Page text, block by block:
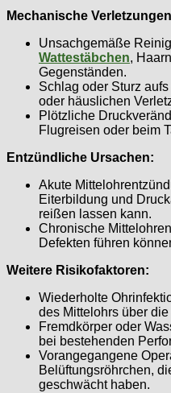
Mechanische
Unsachgemäße
Wattestäbchen,
Gegenständen.
Schlag oder Sturz
oder häuslichen
Plötzliche
Flugreisen oder beim
Entzündliche Ursachen:
Akute
Eiterbildung und
reißen lassen kann.
Chronische
Defekten führen
Weitere Risikofaktoren:
Wiederholte
des Mittelohrs über die
Fremdkörper oder
bei bestehenden
Vorangegangene
Belüftungsröhrchen,
geschwächt haben.